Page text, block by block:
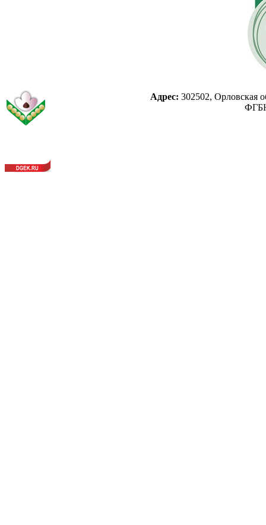
Адрес: 302502, Орловская